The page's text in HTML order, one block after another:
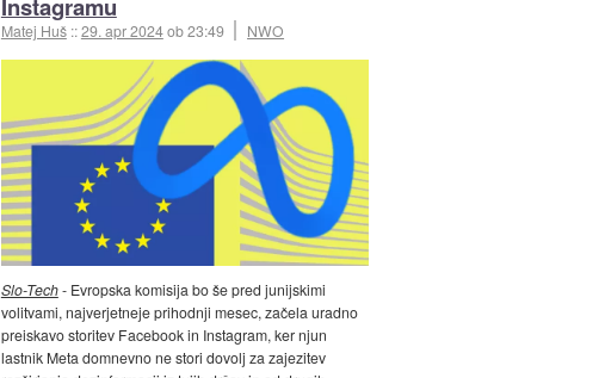
Matej Huš ::29. apr 2024ob 23:49 NWO
Slo-Tech- Evropska komisija bo še pred junijskimi
volitvami, najverjetneje prihodnji mesec, začela uradno
preiskavo storitev Facebook in Instagram, ker njun
lastnik Meta domnevno ne stori dovolj za zajezitev